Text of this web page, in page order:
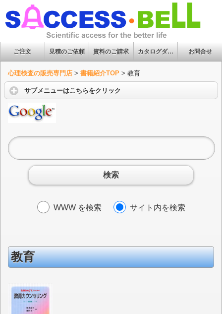
ご注文 見積のご依頼 資料のご請求 カタログダウンロード お問合せ
心理検査の販売専門店 > 書籍紹介TOP > 教育
サブメニューはこちらをクリック
検索
WWW を検索 サイト内を検索
教育